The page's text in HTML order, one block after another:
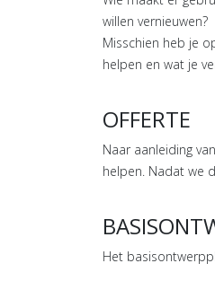
willen vernieuwen?
Misschien heb je
helpen en wat je
OFFERTE
Naar aanleiding
helpen. Nadat we
Het